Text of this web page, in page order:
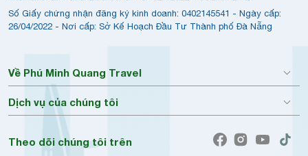
Số Giấy chứng nhận đăng ký kinh doanh: 0402145541 - Ngày cấp:
26/04/2022 - Nơi cấp: Sở Kế Hoạch Đầu Tư Thành phố Đà Nẵng
Về Phú Minh Quang Travel
Dịch vụ của chúng tôi
Theo dõi chúng tôi trên